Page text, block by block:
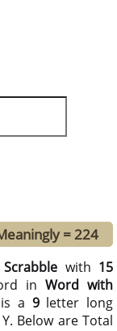
= 224
Scrabble with 15
inWord with
a 9letter long
Below are Total